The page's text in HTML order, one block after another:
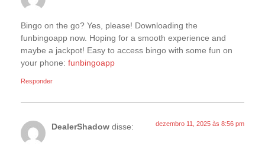
Bingo on the go? Yes, please! Downloading the
funbingoapp now. Hoping for a smooth experience and
maybe a jackpot! Easy to access bingo with some fun on
your phone: funbingoapp
Responder
DealerShadow disse: dezembro 11, 2025 às 8:56 pm